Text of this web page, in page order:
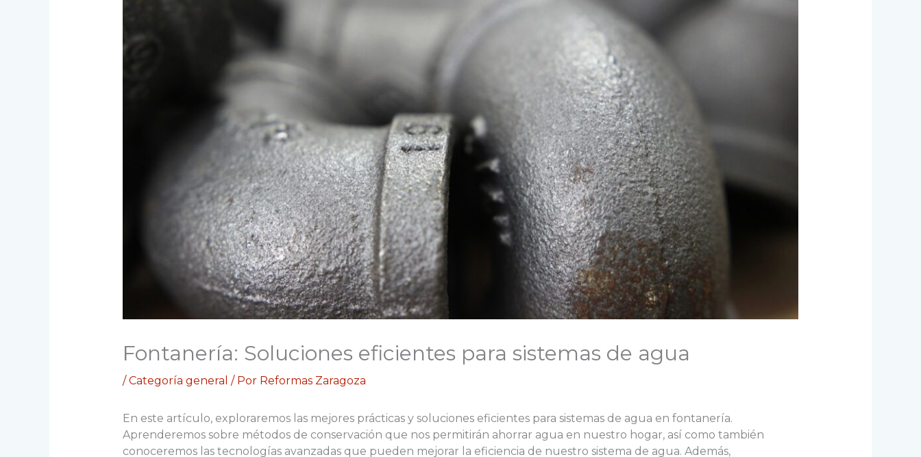
Fontanería: Soluciones eficientes para sistemas de agua
/Categoría general / Por Reformas Zaragoza
En este artículo, exploraremos las mejores prácticas y soluciones eficientes para sistemas de agua en fontanería.
Aprenderemos sobre métodos de conservación que nos permitirán ahorrar agua en nuestro hogar, así como también
conoceremos las tecnologías avanzadas que pueden mejorar la eficiencia de nuestro sistema de agua. Además,